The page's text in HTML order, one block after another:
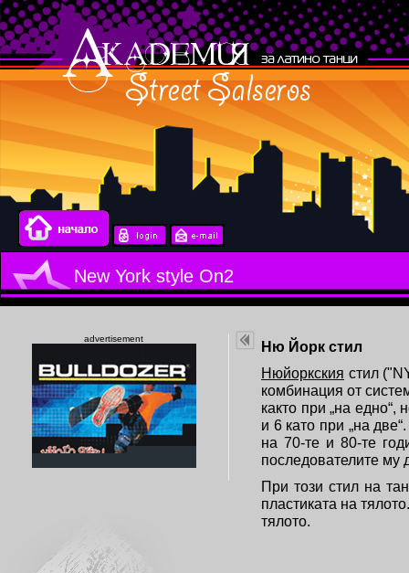
New York style On2
advertisement
Ню Йорк стил
Нюйоркския стил
комбинация от
както при „на едно“,
и 6 като при „на
на 70-те и 80-те
последователите му
При този стил на
пластиката на
тялото.